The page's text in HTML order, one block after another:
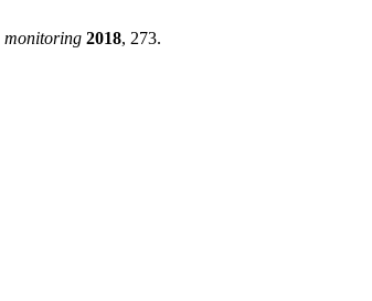
monitoring 2018, 273.